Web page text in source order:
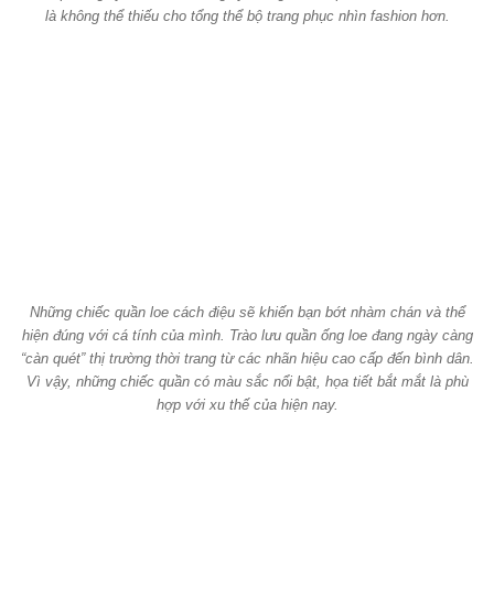
là không thể thiếu cho tổng thể bộ trang phục nhìn fashion hơn.
Những chiếc quần loe cách điệu sẽ khiến bạn bớt nhàm chán và thể
hiện đúng với cá tính của mình. Trào lưu quần ống loe đang ngày càng
“càn quét” thị trường thời trang từ các nhãn hiệu cao cấp đến bình dân.
Vì vậy, những chiếc quần có màu sắc nổi bật, họa tiết bắt mắt là phù
hợp với xu thế của hiện nay.